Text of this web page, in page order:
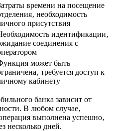
времени на посещение
необходимость
присутствия
идентификации‚
соединения с
может быть
требуется доступ к
кабинету
банка зависит от
В любом случае‚
выполнена успешно‚
несколько дней.